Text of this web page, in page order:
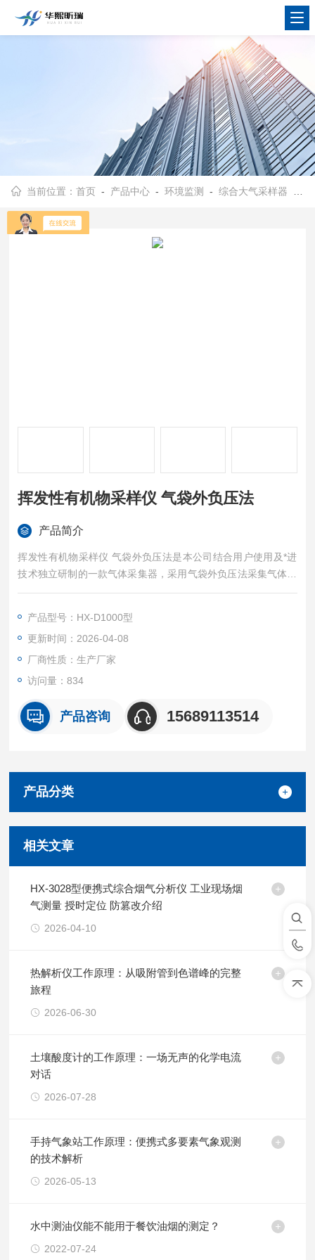
当前位置：首页 - 产品中心 -环境监测 -综合大气采样器
挥发性有机物采样仪 气袋外负压法
产品简介
挥发性有机物采样仪 气袋外负压法是本公司结合用户使用及*进
技术独立研制的一款气体采集器，采用气袋外负压法采集气体样
品，可用于采集各种气体，包括烟气、恶臭气体，尤其适用于挥
产品型号：HX-D1000型
更新时间：2026-04-08
厂商性质：生产厂家
访问量：834
产品咨询 15689113514
产品分类
相关文章
HX-3028型便携式综合烟气分析仪 工业现场烟
气测量 授时定位 防篡改介绍
2026-04-10
热解析仪工作原理：从吸附管到色谱峰的完整
旅程
2026-06-30
土壤酸度计的工作原理：一场无声的化学电流
对话
2026-07-28
手持气象站工作原理：便携式多要素气象观测
的技术解析
2026-05-13
水中测油仪能不能用于餐饮油烟的测定？
2022-07-24